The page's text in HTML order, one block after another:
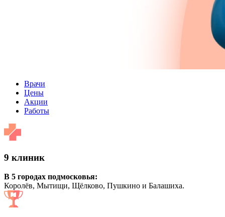
Врачи
Цены
Акции
Работы
9 клиник
В 5 городах подмосковья:
Королёв, Мытищи, Щёлково, Пушкино и Балашиха.